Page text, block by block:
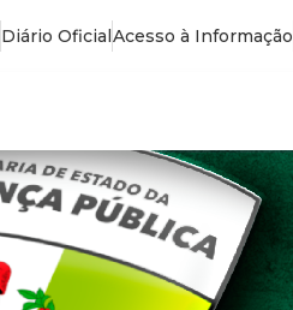
Diário OficialAcesso à Informação